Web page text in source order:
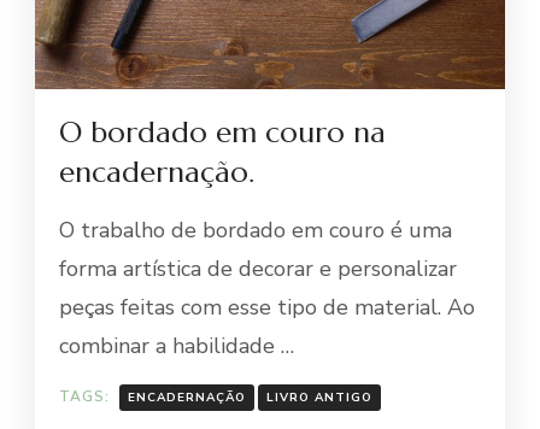
O bordado em couro na
encadernação.
O trabalho de bordado em couro é uma
forma artística de decorar e personalizar
peças feitas com esse tipo de material. Ao
combinar a habilidade …
TAGS: ENCADERNAÇÃO LIVRO ANTIGO